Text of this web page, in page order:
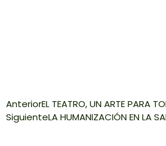
AnteriorEL TEATRO, UN ARTE PARA
SiguienteLA HUMANIZACIÓN EN LA